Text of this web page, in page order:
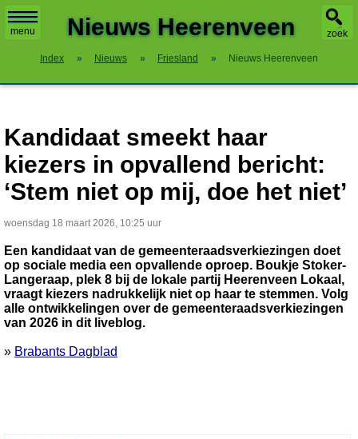
menu zoek
Nieuws Heerenveen
Index » Nieuws » Friesland » Nieuws Heerenveen
Kandidaat smeekt haar
kiezers in opvallend bericht:
‘Stem niet op mij, doe het niet’
woensdag 18 maart 2026, 10:25 uur
Een kandidaat van de gemeenteraadsverkiezingen doet
op sociale media een opvallende oproep. Boukje Stoker-
Langeraap, plek 8 bij de lokale partij Heerenveen Lokaal,
vraagt kiezers nadrukkelijk niet op haar te stemmen. Volg
alle ontwikkelingen over de gemeenteraadsverkiezingen
van 2026 in dit liveblog.
» Brabants Dagblad